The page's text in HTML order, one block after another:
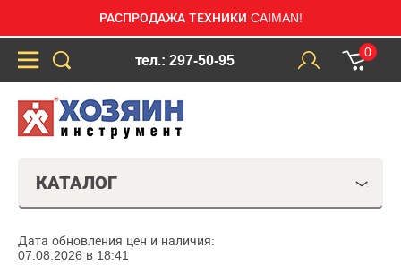
РАСПРОДАЖА ТЕХНИКИ CAIMAN!
тел.: 297-50-95
0
КАТАЛОГ
Дата обновления цен и наличия:
07.08.2026 в 18:41